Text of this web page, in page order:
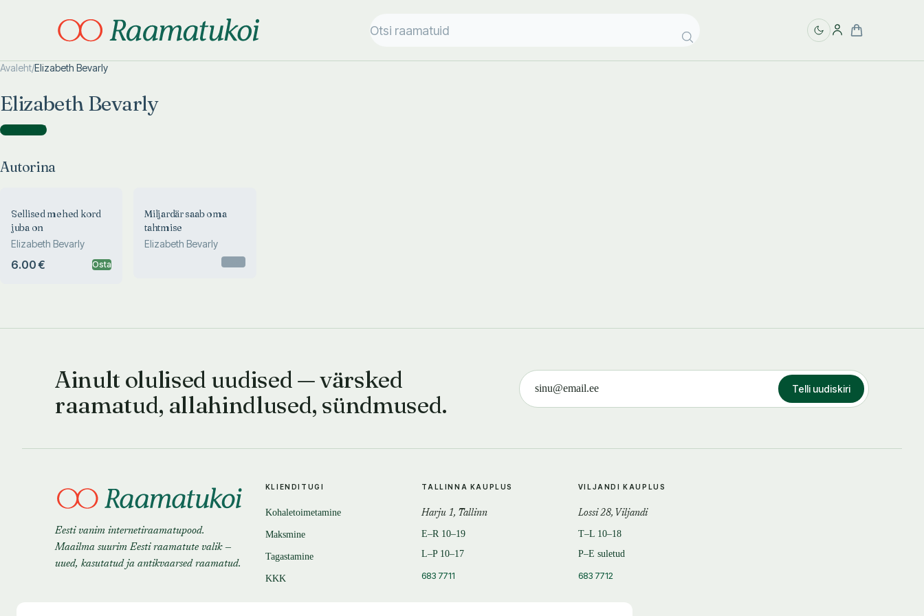
Avaleht/Elizabeth Bevarly
Elizabeth Bevarly
Autorina )
Autorina
Sellised mehed kord
juba on
Elizabeth Bevarly
6.00 € Osta
Miljardär saab oma
tahtmise
Elizabeth Bevarly
Ainult olulised uudised — värsked
raamatud, allahindlused, sündmused.
Telli uudiskiri
Eesti vanim internetiraamatupood.
Maailma suurim Eesti raamatute valik —
uued, kasutatud ja antikvaarsed raamatud.
KLIENDITUGI
Kohaletoimetamine
Maksmine
Tagastamine
KKK
TALLINNA KAUPLUS
Harju 1, Tallinn
E–R 10–19
L–P 10–17
683 7711
VILJANDI KAUPLUS
Lossi 28, Viljandi
T–L 10–18
P–E suletud
683 7712